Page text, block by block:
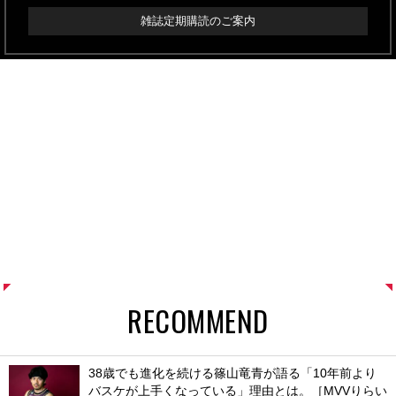
雑誌定期購読のご案内
RECOMMEND
38歳でも進化を続ける篠山竜青が語る「10年前より
バスケが上手くなっている」理由とは。［MVVりらい